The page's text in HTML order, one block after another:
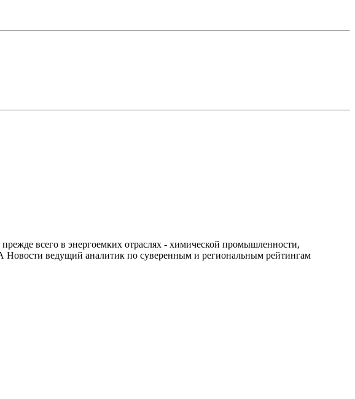
всего в энергоемких отраслях - химической промышленности,
Новости ведущий аналитик по суверенным и региональным рейтингам